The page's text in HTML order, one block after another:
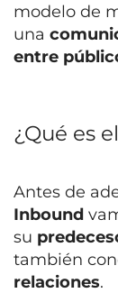
modelo de
una
entre
¿Qué es
Antes de
Inbound
su
también
relaciones.